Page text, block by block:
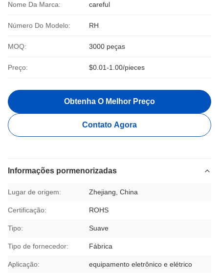
Nome Da Marca: careful
Número Do Modelo: RH
MOQ: 3000 peças
Preço: $0.01-1.00/pieces
Obtenha O Melhor Preço
Contato Agora
Informações pormenorizadas
Lugar de origem: Zhejiang, China
Certificação: ROHS
Tipo: Suave
Tipo de fornecedor: Fábrica
Aplicação: equipamento eletrônico e elétrico